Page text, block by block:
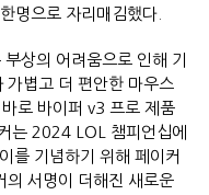
명으로 자리매김했다.
상의 어려움으로 인해 기
가볍고 더 편안한 마우스
로 바이퍼 v3 프로 제품
는 2024 LOL 챔피언십에
를 기념하기 위해 페이커
의 서명이 더해진 새로운